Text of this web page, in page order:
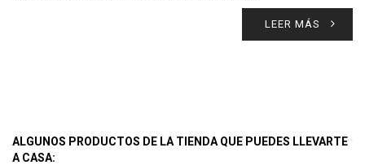
LEER MÁS
ALGUNOS PRODUCTOS DE LA TIENDA QUE PUEDES LLEVARTE
A CASA: